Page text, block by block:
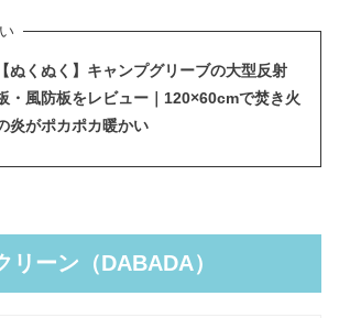
【ぬくぬく】キャンプグリーブの大型反射
・風防板をレビュー｜120×60cmで焚き火
炎がポカポカ暖かい
リーン（DABADA）